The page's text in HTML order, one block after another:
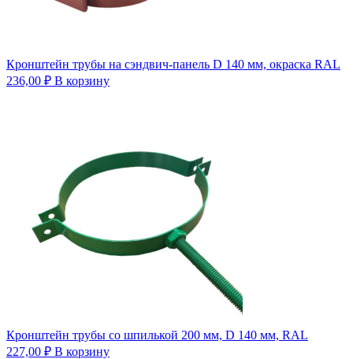
Кронштейн трубы на сэндвич-панель D 140 мм, окраска RAL
236,00 ₽ В корзину
Кронштейн трубы со шпилькой 200 мм, D 140 мм, RAL
227,00 ₽ В корзину